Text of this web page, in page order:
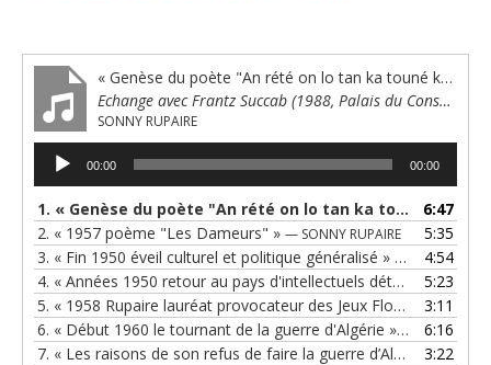
« Genèse du poète "An rété on lo tan ka touné kon tobi adan onlo razyé a mo" »
Echange avec Frantz Succab (1988, Palais du Conseil Général de la Guadeloupe)
SONNY RUPAIRE
Lecteur
audio
00:00 00:00
1. « Genèse du poète "An rété on lo tan ka touné kon tobi adan onlo razyé a mo" »
6:47
2. « 1957 poème "Les Dameurs" » — SONNY RUPAIRE
5:35
3. « Fin 1950 éveil culturel et politique généralisé » — SONNY
4:54
4. « Années 1950 retour au pays d'intellectuels déterminants (McLorin, Leborgne...) »
5:23
5. « 1958 Rupaire lauréat provocateur des Jeux Floraux » —
3:11
6. « Début 1960 le tournant de la guerre d'Algérie » — SONNY
6:16
7. « Les raisons de son refus de faire la guerre d’Algérie. Yvon Leborgne. Front Antillo-Guyanais »
3:22